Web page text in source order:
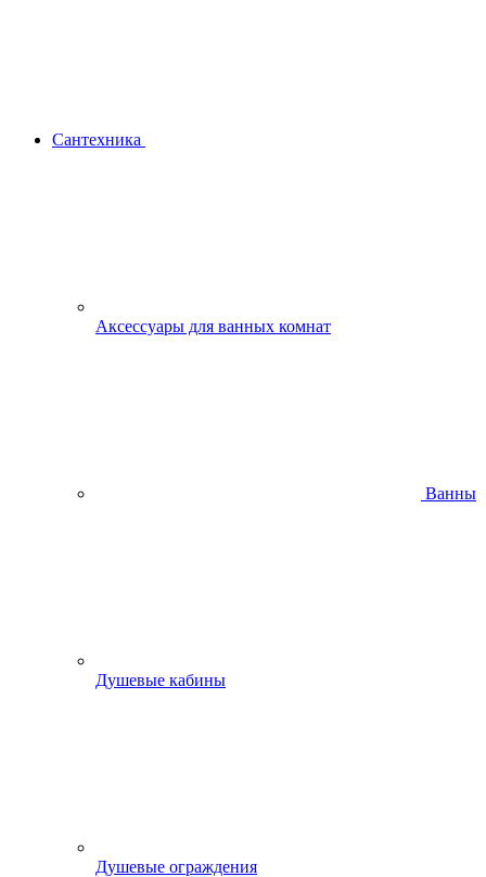
Сантехника
Аксессуары для ванных комнат
Ванны
Душевые кабины
Душевые ограждения